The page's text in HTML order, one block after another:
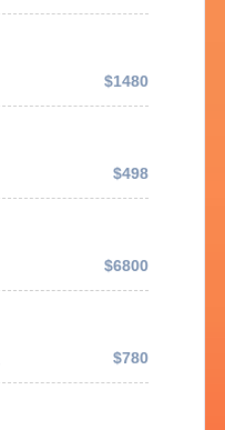
$1480
$498
$6800
$780